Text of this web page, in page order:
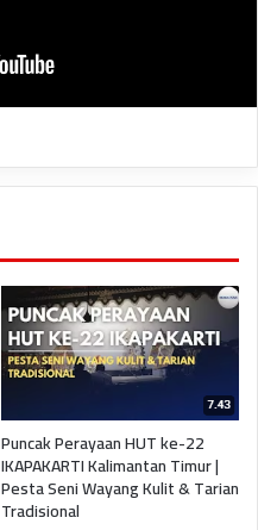
Puncak Perayaan HUT ke-22
IKAPAKARTI Kalimantan Timur |
Pesta Seni Wayang Kulit & Tarian
Tradisional